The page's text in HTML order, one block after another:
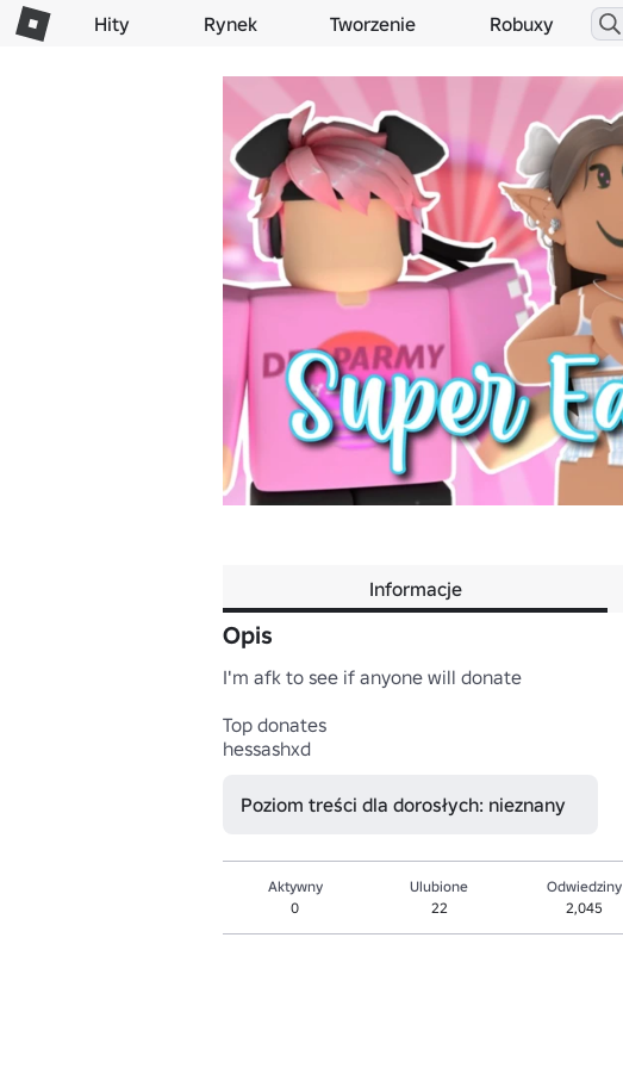
Hity Rynek Tworzenie Robuxy
Informacje
Opis
I'm afk to see if anyone will donate
Top donates
hessashxd
Poziom treści dla dorosłych: nieznany
Aktywny
0
Ulubione
22
Odwiedziny
2,045